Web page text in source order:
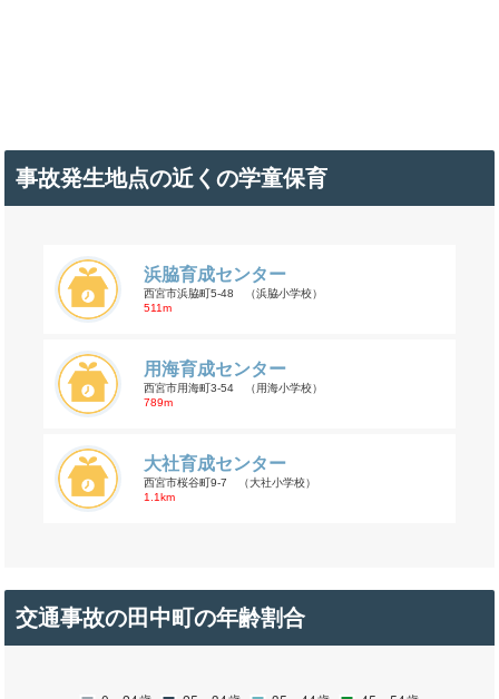
事故発生地点の近くの学童保育
浜脇育成センター
西宮市浜脇町5-48 （浜脇小学校）
511m
用海育成センター
西宮市用海町3-54 （用海小学校）
789m
大社育成センター
西宮市桜谷町9-7 （大社小学校）
1.1km
交通事故の田中町の年齢割合